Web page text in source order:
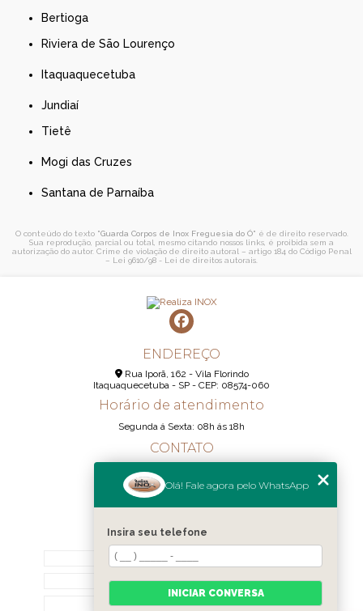
Bertioga
Riviera de São Lourenço
Itaquaquecetuba
Jundiaí
Tietê
Mogi das Cruzes
Santana de Parnaíba
O conteúdo do texto "Guarda Corpos de Inox Freguesia do Ó" é de direito reservado.
Sua reprodução, parcial ou total, mesmo citando nossos links, é proibida sem a
autorização do autor. Crime de violação de direito autoral – artigo 184 do Código Penal
– Lei 9610/98 - Lei de direitos autorais
ENDEREÇO
Rua Iporã, 162 - Vila Florindo
Itaquaquecetuba - SP - CEP: 08574-060
Horário de atendimento
Segunda á Sexta: 08h ás 18h
CONTATO
(11) 98189-1344
MENU
HOME
QUEM SOMOS
CONTATO
Olá! Fale agora pelo WhatsApp
Insira seu telefone
INICIAR CONVERSA